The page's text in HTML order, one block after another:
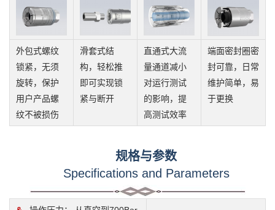
外包式螺纹
锁紧，无须
旋转，保护
用户产品螺
纹不被损伤
滑套式结
构，轻松推
即可实现锁
紧与断开
直通式大流
量通道减小
对运行测试
的影响，提
高测试效率
端面密封圈密
封可靠，日常
维护简单，易
于更换
规格与参数
Specifications and Parameters